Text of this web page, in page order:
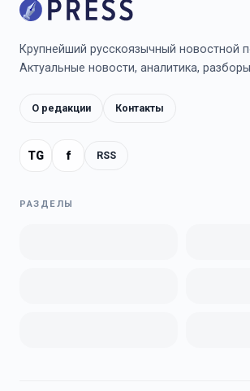
Крупнейший русскоязычный новостной
Актуальные новости, аналитика,
О редакции Контакты
TG f RSS
РАЗДЕЛЫ